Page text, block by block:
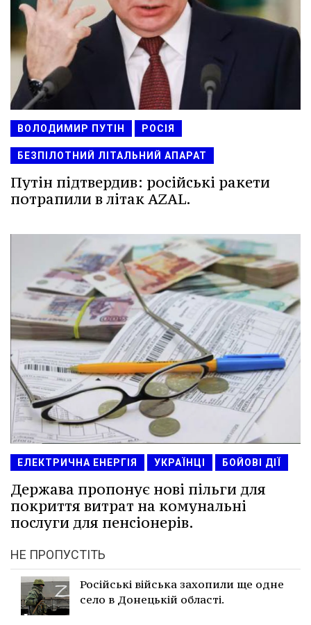
ВОЛОДИМИР ПУТІН РОСІЯ
БЕЗПІЛОТНИЙ ЛІТАЛЬНИЙ АПАРАТ
Путін підтвердив: російські ракети
потрапили в літак AZAL.
ЕЛЕКТРИЧНА ЕНЕРГІЯ УКРАЇНЦІ БОЙОВІ ДІЇ
Держава пропонує нові пільги для
покриття витрат на комунальні
послуги для пенсіонерів.
НЕ ПРОПУСТІТЬ
Російські війська захопили ще одне
село в Донецькій області.